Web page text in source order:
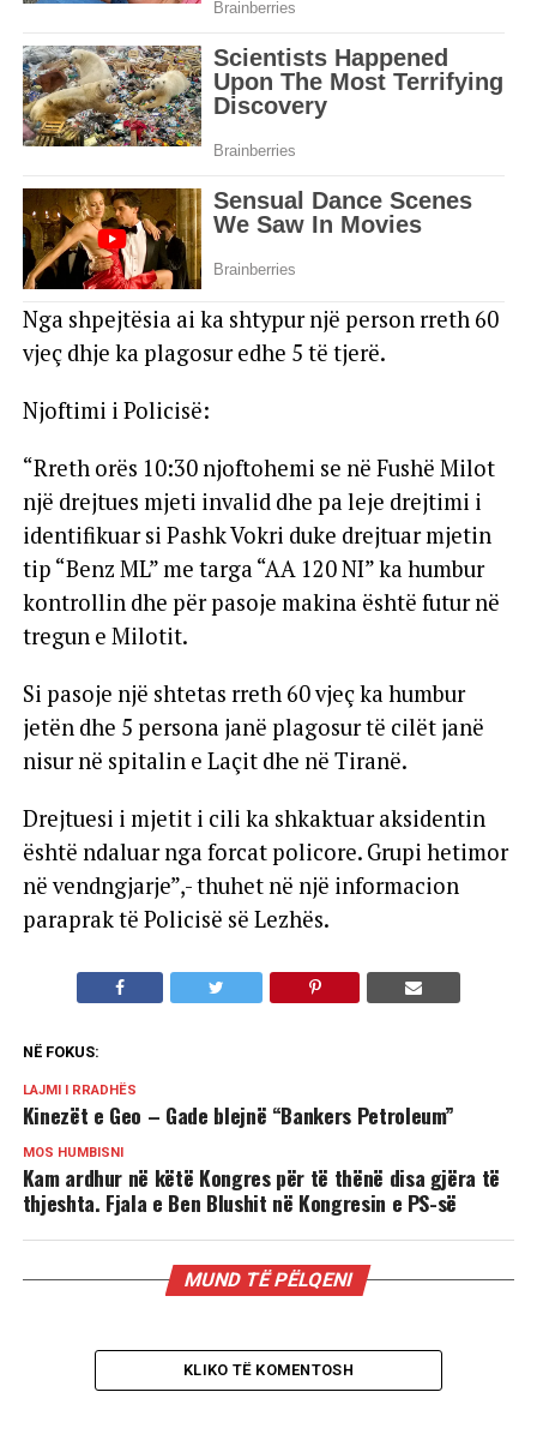
Nga shpejtësia ai ka shtypur një person rreth 60
vjeç dhje ka plagosur edhe 5 të tjerë.
Njoftimi i Policisë:
“Rreth orës 10:30 njoftohemi se në Fushë Milot
një drejtues mjeti invalid dhe pa leje drejtimi i
identifikuar si Pashk Vokri duke drejtuar mjetin
tip “Benz ML” me targa “AA 120 NI” ka humbur
kontrollin dhe për pasoje makina është futur në
tregun e Milotit.
Si pasoje një shtetas rreth 60 vjeç ka humbur
jetën dhe 5 persona janë plagosur të cilët janë
nisur në spitalin e Laçit dhe në Tiranë.
Drejtuesi i mjetit i cili ka shkaktuar aksidentin
është ndaluar nga forcat policore. Grupi hetimor
në vendngjarje”,- thuhet në një informacion
paraprak të Policisë së Lezhës.
NË FOKUS:
LAJMI I RRADHËS
Kinezët e Geo – Gade blejnë “Bankers Petroleum”
MOS HUMBISNI
Kam ardhur në këtë Kongres për të thënë disa gjëra të
thjeshta. Fjala e Ben Blushit në Kongresin e PS-së
MUND TË PËLQENI
KLIKO TË KOMENTOSH